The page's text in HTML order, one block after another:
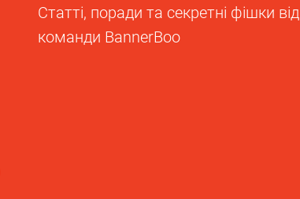
Статті, поради та секретні фішки від
команди BannerBoo